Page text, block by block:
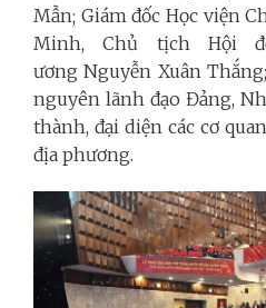
Mẫn; Giám đốc Học viện
Minh, Chủ tịch Hội
ương Nguyễn Xuân
nguyên lãnh đạo Đảng,
thành, đại diện các cơ
địa phương.